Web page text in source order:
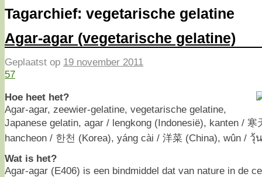
Tagarchief: vegetarische gelatine
Agar-agar (vegetarische gelatine)
Geplaatst op 19 november 2011
57
Hoe heet het?
Agar-agar, zeewier-gelatine, vegetarische gelatine,
Japanese gelatin, agar / lengkong (Indonesië), kanten /
hancheon / 한천 (Korea), yáng cài / 洋菜 (China), wûn / วุ้
Wat is het?
Agar-agar (E406) is een bindmiddel dat van nature in de